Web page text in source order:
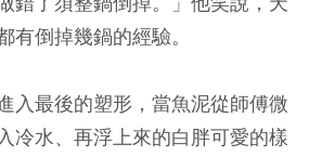
有倒掉幾鍋的經驗。
入最後的塑形，當魚泥從師傅微
冷水、再浮上來的白胖可愛的樣